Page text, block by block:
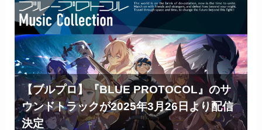
【ブルプロ】『BLUE PROTOCOL』のサ
ウンドトラックが2025年3月26日より配信
決定